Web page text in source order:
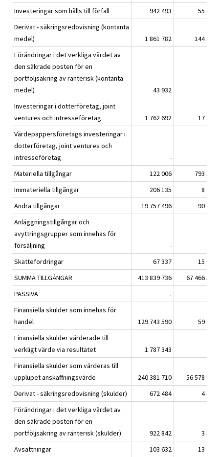
Investeringar som hålls till förfall
942 493
55 645
Derivat - säkringsredovisning (kontanta
medel)
1 861 782
144 187
Förändringar i det verkliga värdet av
den säkrade posten för en
portföljsäkring av ränterisk (kontanta
medel)
43 932
Investeringar i dotterföretag, joint
ventures och intresseföretag
1 762 692
17 297
Värdepappersföretags investeringar i
dotterföretag, joint ventures och
intresseföretag
-
Materiella tillgångar
122 006
793 110
Immateriella tillgångar
206 135
8 722
Andra tillgångar
19 757 496
90 177
Anläggningstillgångar och
avyttringsgrupper som innehas för
försäljning
-
Skattefordringar
67 337
15 237
SUMMA TILLGÅNGAR
413 839 736
67 466 388
PASSIVA
.
Finansiella skulder som innehas för
handel
129 743 590
59 448
Finansiella skulder värderade till
verkligt värde via resultatet
1 787 343
Finansiella skulder som värderas till
upplupet anskaffningsvärde
240 381 710
56 578 927
Derivat - säkringsredovisning (skulder)
672 484
4 448
Förändringar i det verkliga värdet av
den säkrade posten för en
portföljsäkring av ränterisk (skulder)
922 842
3 396
Avsättningar
103 632 13 729